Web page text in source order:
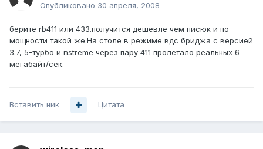
Опубликовано 30 апреля, 2008
берите rb411 или 433.получится дешевле чем писюк и по
мощности такой же.На столе в режиме вдс бриджа с версией
3.7, 5-турбо и nstreme через пару 411 пролетало реальных 6
мегабайт/сек.
Вставить ник Цитата